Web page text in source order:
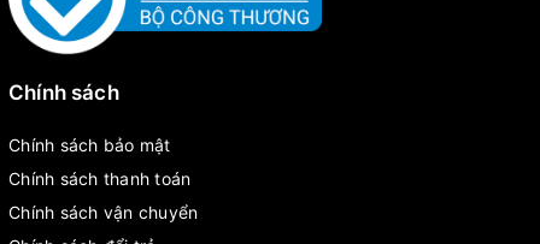
Chính sách
Chính sách bảo mật
Chính sách thanh toán
Chính sách vận chuyển